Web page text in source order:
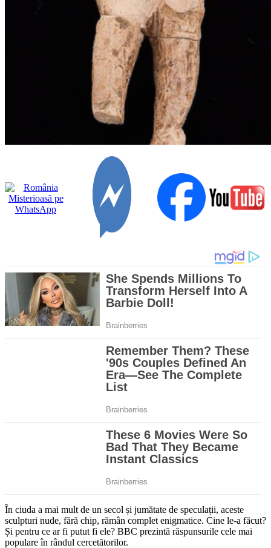
În ciuda a mai mult de un secol și jumătate de speculații, aceste
sculpturi nude, fără chip, rămân complet enigmatice. Cine le-a făcut?
Și pentru ce ar fi putut fi ele? BBC prezintă răspunsurile cele mai
populare în rândul cercetătorilor.